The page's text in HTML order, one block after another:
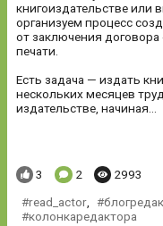
книгоиздательстве
организуем процесс
от заключения
печати.
Есть задача — издать
нескольких месяцев
издательстве, начиная...
Понравилось:
3 Комментариев:
2
2993
read_actor,
колонкаредактора